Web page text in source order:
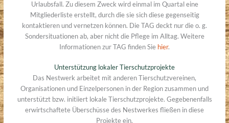
Urlaubsfall. Zu diesem Zweck wird einmal im Quartal eine
Mitgliederliste erstellt, durch die sie sich diese gegenseitig
kontaktieren und vernetzen können. Die TAG deckt nur die o. g.
Sondersituationen ab, aber nicht die Pflege im Alltag. Weitere
Informationen zur TAG finden Sie hier.
Unterstützung lokaler Tierschutzprojekte
Das Nestwerk arbeitet mit anderen Tierschutzvereinen,
Organisationen und Einzelpersonen in der Region zusammen und
unterstützt bzw. initiiert lokale Tierschutzprojekte. Gegebenenfalls
erwirtschaftete Überschüsse des Nestwerkes fließen in diese
Projekte ein.